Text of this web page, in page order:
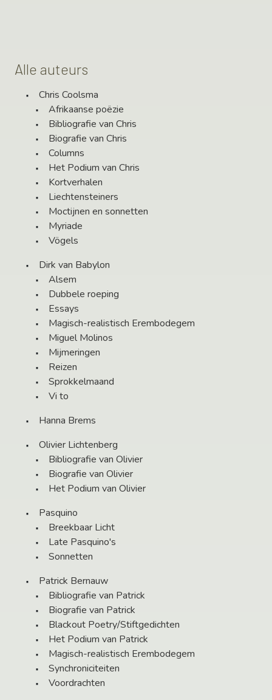
Alle auteurs
Chris Coolsma
Afrikaanse poëzie
Bibliografie van Chris
Biografie van Chris
Columns
Het Podium van Chris
Kortverhalen
Liechtensteiners
Moctijnen en sonnetten
Myriade
Vögels
Dirk van Babylon
Alsem
Dubbele roeping
Essays
Magisch-realistisch Erembodegem
Miguel Molinos
Mijmeringen
Reizen
Sprokkelmaand
Vi to
Hanna Brems
Olivier Lichtenberg
Bibliografie van Olivier
Biografie van Olivier
Het Podium van Olivier
Pasquino
Breekbaar Licht
Late Pasquino's
Sonnetten
Patrick Bernauw
Bibliografie van Patrick
Biografie van Patrick
Blackout Poetry/Stiftgedichten
Het Podium van Patrick
Magisch-realistisch Erembodegem
Synchroniciteiten
Voordrachten